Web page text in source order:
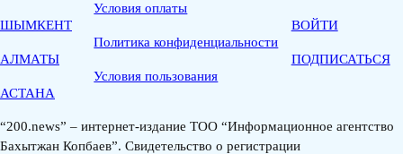
ШЫМКЕНТ
АЛМАТЫ
АСТАНА
Условия оплаты
Политика конфиденциальности
Условия пользования
ВОЙТИ
ПОДПИСАТЬСЯ
“200.news” – интернет-издание ТОО “Информационное агентство
Бахытжан Копбаев”. Свидетельство о регистрации